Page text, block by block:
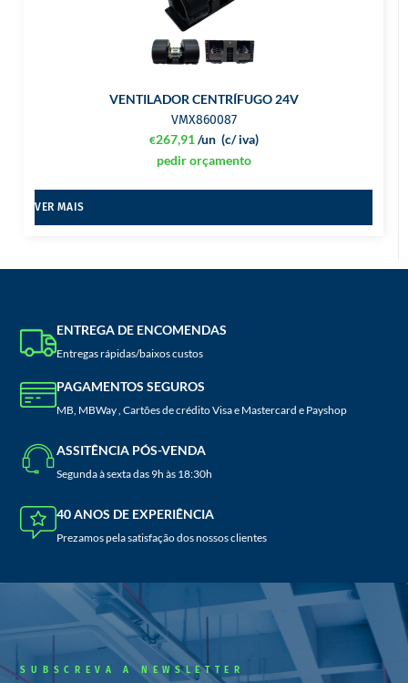
VENTILADOR CENTRÍFUGO 24V
VMX860087
€267,91 (c/ iva)
/un
pedir orçamento
VER MAIS
ENTREGA DE ENCOMENDAS
Entregas rápidas/baixos custos
PAGAMENTOS SEGUROS
MB, MBWay , Cartões de crédito Visa e Mastercard e Payshop
ASSITÊNCIA PÓS-VENDA
Segunda à sexta das 9h às 18:30h
40 ANOS DE EXPERIÊNCIA
Prezamos pela satisfação dos nossos clientes
SUBSCREVA A NEWSLETTER